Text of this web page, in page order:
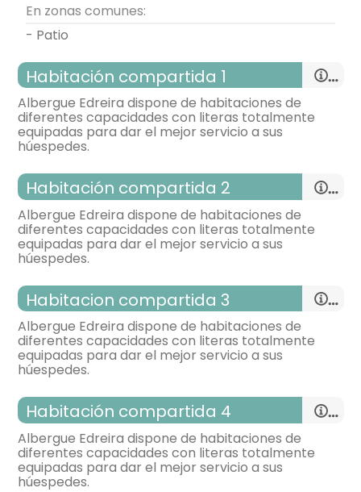
En zonas comunes:
- Patio
habitación compartida 1
Albergue Edreira dispone de habitaciones de
diferentes capacidades con literas totalmente
equipadas para dar el mejor servicio a sus
húespedes.
habitación con varias camas
- cama litera para 2 personas = 5
Calefacción,
Aire acondicionado,
habitación compartida 2
Albergue Edreira dispone de habitaciones de
diferentes capacidades con literas totalmente
equipadas para dar el mejor servicio a sus
húespedes.
habitación con varias camas
- cama litera para 2 personas = 5
Calefacción,
Habitacion compartida 3
Albergue Edreira dispone de habitaciones de
diferentes capacidades con literas totalmente
equipadas para dar el mejor servicio a sus
húespedes.
habitación con varias camas
Habitación compartida 4
Albergue Edreira dispone de habitaciones de
diferentes capacidades con literas totalmente
equipadas para dar el mejor servicio a sus
húespedes.